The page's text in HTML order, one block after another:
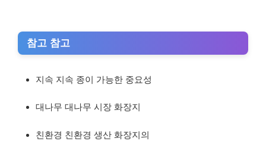
참고 참고
지속 지속 종이 가능한 중요성
대나무 대나무 시장 화장지
친환경 친환경 생산 화장지의